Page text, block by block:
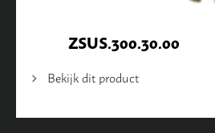
ZSUS.300.30.00
Bekijk dit product